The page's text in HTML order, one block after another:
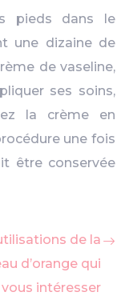
pieds dans le
une dizaine de
de vaseline,
ses soins,
la crème en
une fois
être conservée
de la
d’orange qui
intéresser